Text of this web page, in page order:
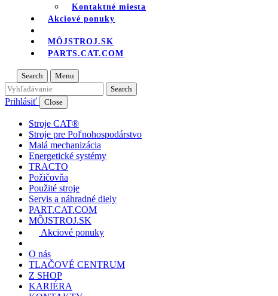
Kontaktné miesta
Akciové ponuky
MÔJSTROJ.SK
PARTS.CAT.COM
Search Menu
Prihlásiť Close
Stroje CAT®
Stroje pre Poľnohospodárstvo
Malá mechanizácia
Energetické systémy
TRACTO
Požičovňa
Použité stroje
Servis a náhradné diely
PART.CAT.COM
MÔJSTROJ.SK
Akciové ponuky
O nás
TLAČOVÉ CENTRUM
Z SHOP
KARIÉRA